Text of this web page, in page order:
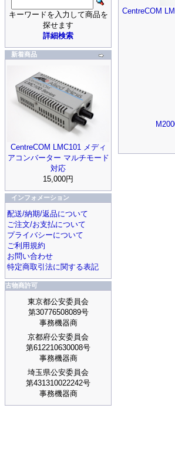
キーワードを入力して商品を
探せます
詳細検索
新着商品
CentreCOM LMC101 メディ
アコンバーター マルチモード
対応
15,000円
インフォメーション
配送/納期/返品について
ご注文/お支払について
プライバシーについて
ご利用規約
お問い合わせ
特定商取引法に関する表記
古物商許可
東京都公安委員会
第30776508089号
事務機器商
京都府公安委員会
第612210630008号
事務機器商
埼玉県公安委員会
第431310022242号
事務機器商
CentreCOM